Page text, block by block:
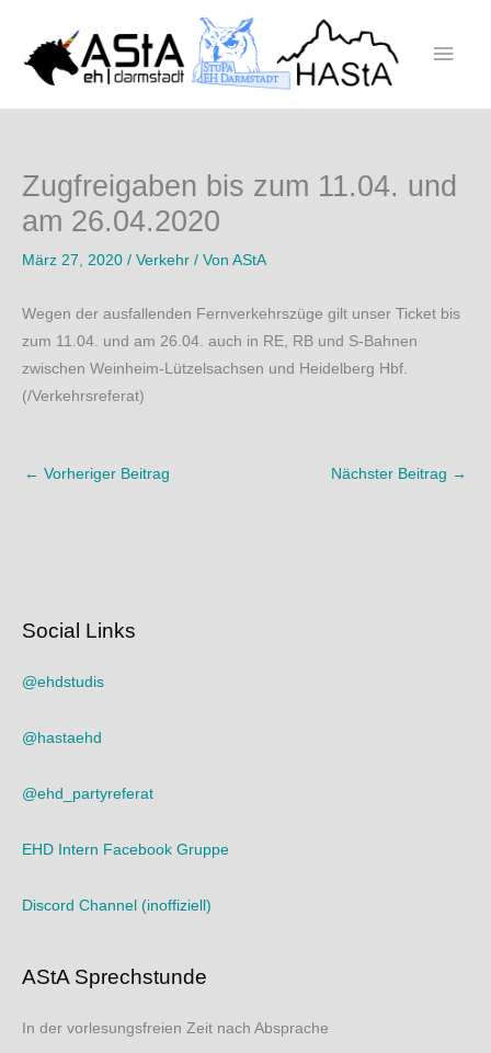
springen
Zugfreigaben bis zum 11.04. und
am 26.04.2020
März 27, 2020 / Verkehr / Von AStA
Wegen der ausfallenden Fernverkehrszüge gilt unser Ticket bis
zum 11.04. und am 26.04. auch in RE, RB und S-Bahnen
zwischen Weinheim-Lützelsachsen und Heidelberg Hbf.
(/Verkehrsreferat)
← Vorheriger Beitrag Nächster Beitrag →
Social Links
@ehdstudis
@hastaehd
@ehd_partyreferat
EHD Intern Facebook Gruppe
Discord Channel (inoffiziell)
AStA Sprechstunde
In der vorlesungsfreien Zeit nach Absprache